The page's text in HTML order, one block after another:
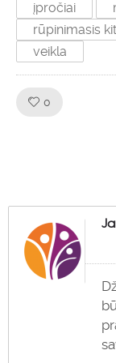
įpročiai
rūpinimasis
veikla
0